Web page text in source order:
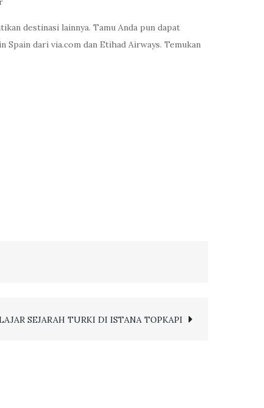
destinasi lainnya. Tamu Anda pun dapat
dari via.com dan Etihad Airways. Temukan
SEJARAH TURKI DI ISTANA TOPKAPI